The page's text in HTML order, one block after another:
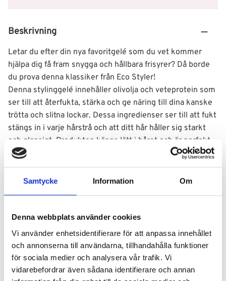
Samtycke Information Om
Denna webbplats använder cookies
Vi använder enhetsidentifierare för att anpassa innehållet
och annonserna till användarna, tillhandahålla funktioner
för sociala medier och analysera vår trafik. Vi
vidarebefordrar även sådana identifierare och annan
Beskrivning
Letar du efter din nya favoritgelé som du vet kommer
hjälpa dig få fram snygga och hållbara frisyrer? Då borde
du prova denna klassiker från Eco Styler!
Denna stylinggelé innehåller olivolja och veteprotein som
ser till att återfukta, stärka och ge näring till dina kanske
trötta och slitna lockar. Dessa ingredienser ser till att fukt
stängs in i varje hårstrå och att ditt hår håller sig starkt
och glansigt. Produkten känns lätt i håret och är perfekt
för att få fram alla dina favoritfrisyrer. Den är utvecklad för
att fungera extra bra i lockigt, krulligt och vågigt hår.
Användning
Ingredienser